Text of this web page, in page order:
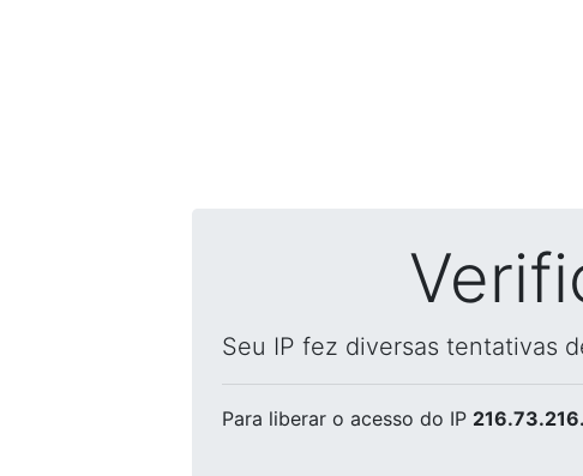
Seu IP fez diversas tentativas
Para liberar o acesso do IP